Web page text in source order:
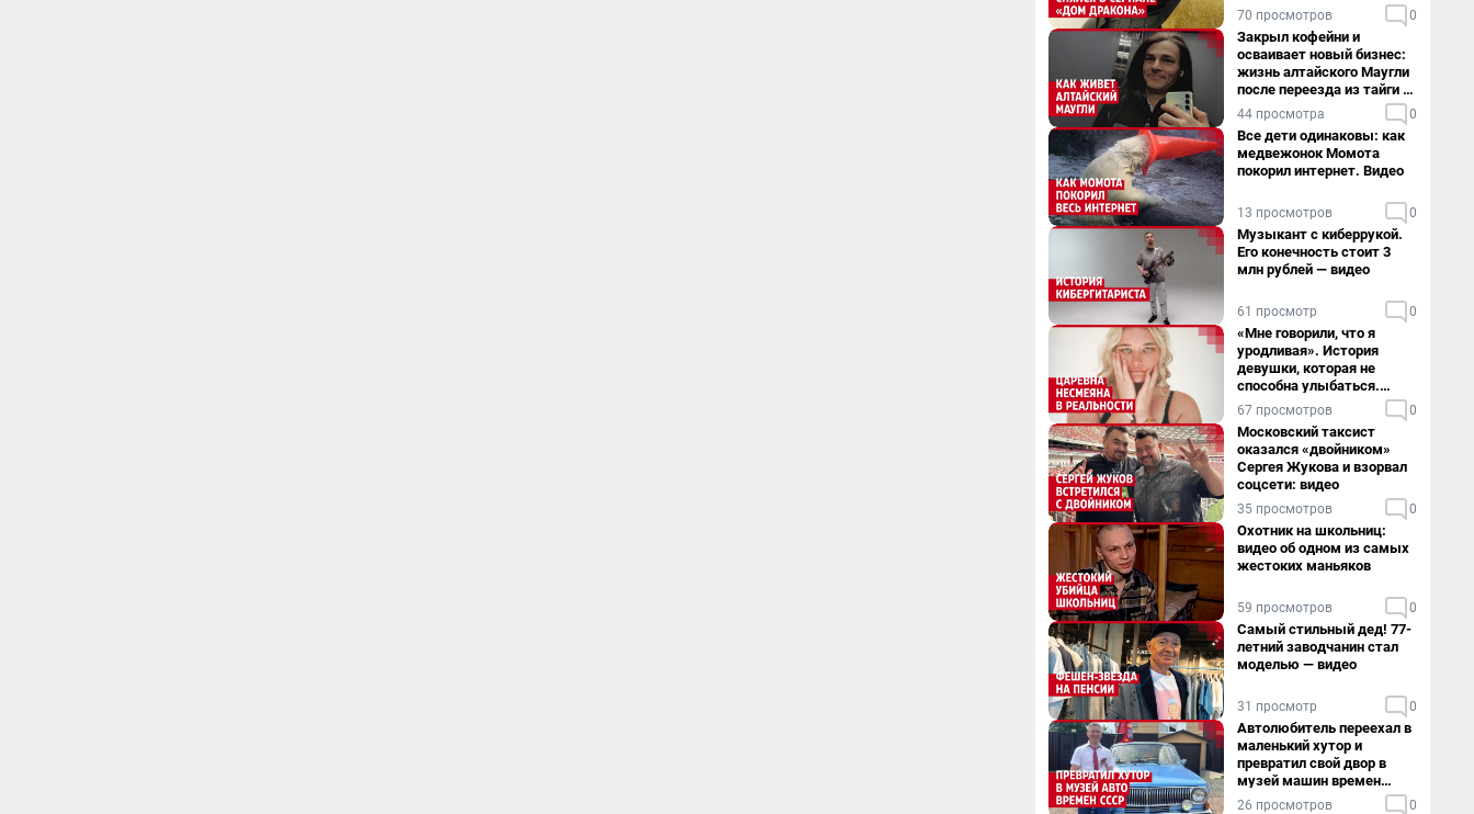
70 просмотров 0
Закрыл кофейни и
осваивает новый бизнес:
жизнь алтайского Маугли
после переезда из тайги в
столицу
44 просмотра 0
Все дети одинаковы: как
медвежонок Момота
покорил интернет. Видео
13 просмотров 0
Музыкант с киберрукой.
Его конечность стоит 3
млн рублей — видео
61 просмотр 0
«Мне говорили, что я
уродливая». История
девушки, которая не
способна улыбаться.
Видео
67 просмотров 0
Московский таксист
оказался «двойником»
Сергея Жукова и взорвал
соцсети: видео
35 просмотров 0
Охотник на школьниц:
видео об одном из самых
жестоких маньяков
59 просмотров 0
Самый стильный дед! 77-
летний заводчанин стал
моделью — видео
31 просмотр 0
Автолюбитель переехал в
маленький хутор и
превратил свой двор в
музей машин времен
СССР. Видео
26 просмотров 0